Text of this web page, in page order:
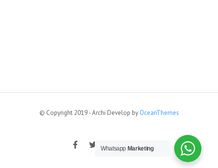
© Copyright 2019 - Archi Develop by OceanThemes
Whatsapp Marketing